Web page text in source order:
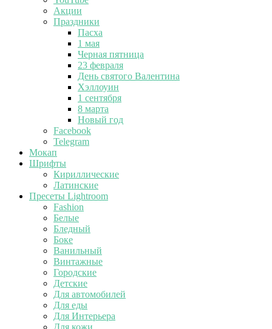
Акции
Праздники
Пасха
1 мая
Черная пятница
23 февраля
День святого Валентина
Хэллоуин
1 сентября
8 марта
Новый год
Facebook
Telegram
Мокап
Шрифты
Кириллические
Латинские
Пресеты Lightroom
Fashion
Белые
Бледный
Боке
Ванильный
Винтажные
Городские
Детские
Для автомобилей
Для еды
Для Интерьера
Для кожи